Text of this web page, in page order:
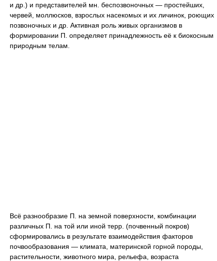
и др.) и представителей мн. беспозвоночных — простейших,
червей, моллюсков, взрослых насекомых и их личинок, роющих
позвоночных и др. Активная роль живых организмов в
формировании П. определяет принадлежность её к биокосным
природным телам.
Всё разнообразие П. на земной поверхности, комбинации
различных П. на той или иной терр. (почвенный покров)
сформировались в результате взаимодействия факторов
почвообразования — климата, материнской горной породы,
растительности, животного мира, рельефа, возраста